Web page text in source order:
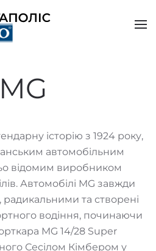
історію з 1924 року,
автомобільним
відомим виробником
Автомобілі MG завжди
та створені
водіння, починаючи
MG 14/28 Super
Сесілом Кімбером у